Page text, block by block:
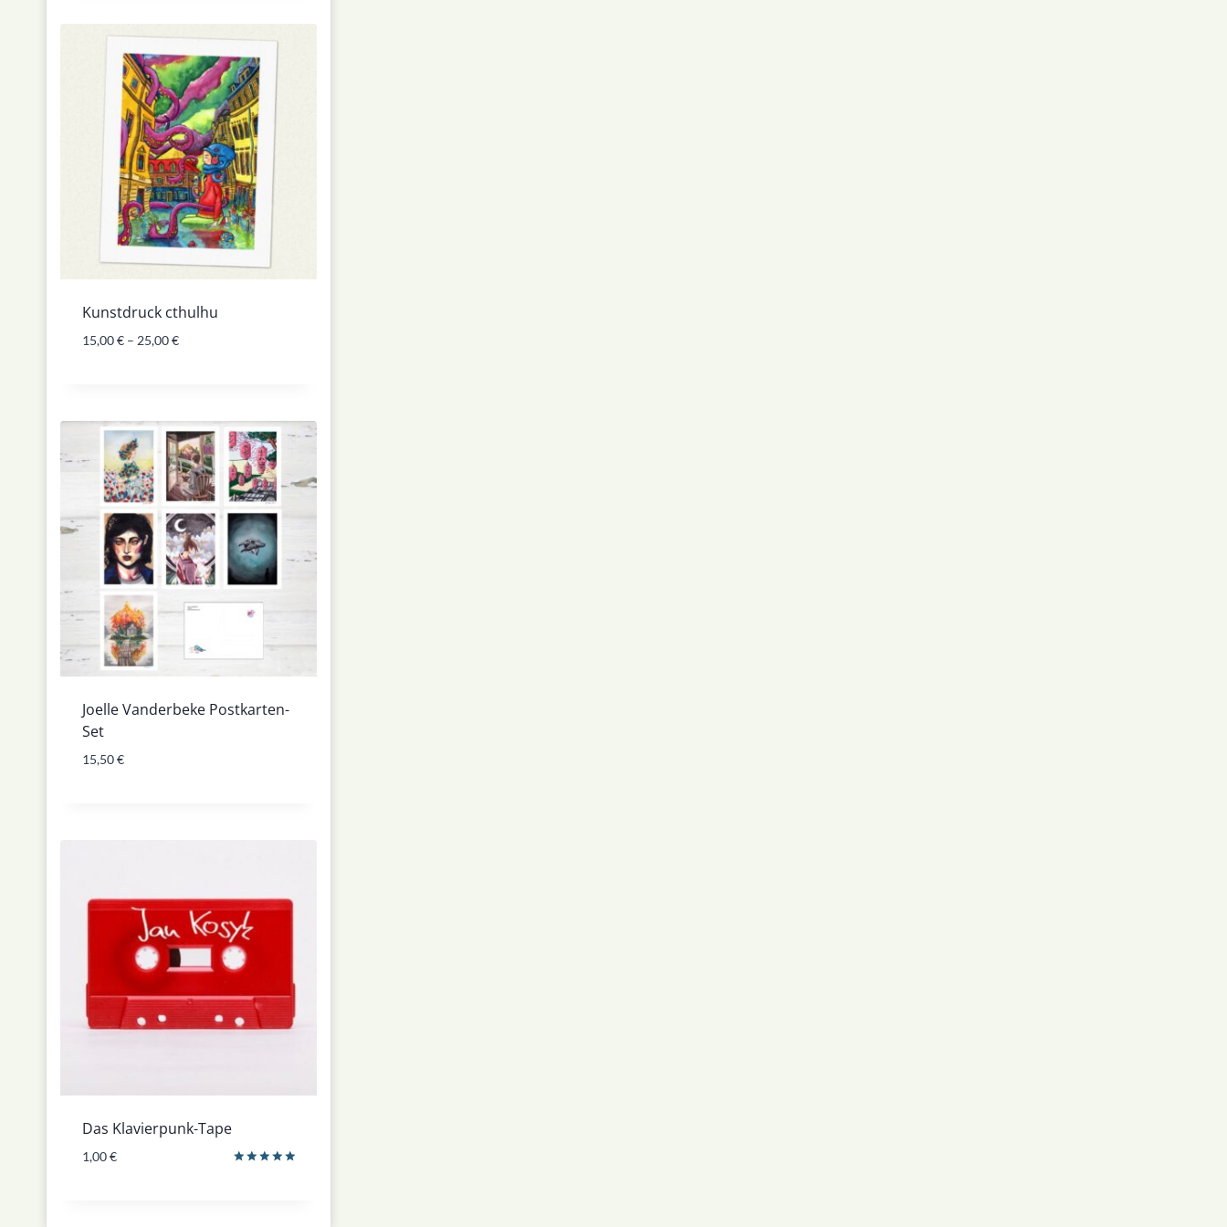
Kunstdruck cthulhu
15,00€ – 25,00€
Joelle Vanderbeke Postkarten-
Set
15,50€
Das Klavierpunk-Tape
1,00€